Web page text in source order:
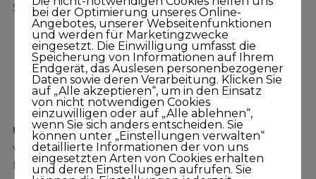
Sie für sich selbst die passenden Antworten:
Welche konkreten Trends gibt es bei Ihren
Kunden und – was unternehmen Sie?
Wo sehen Sie sich selbst in 18 Monaten?
Wo in 3, 5 und 10 Jahren?
Übrigens:Genau an diesem Punkt ist es extrem
wichtig und unendlich wertvoll, in ein persönliches
begleitendes Coaching zu investieren. Ein Coach hilft,
bei der Optimierung unseres Online-
Angebotes, unserer Webseitenfunktionen
und werden für Marketingzwecke
eingesetzt. Die Einwilligung umfasst die
Speicherung von Informationen auf Ihrem
Endgerät, das Auslesen personenbezogener
Daten sowie deren Verarbeitung. Klicken Sie
auf „Alle akzeptieren“, um in den Einsatz
von nicht notwendigen Cookies
einzuwilligen oder auf „Alle ablehnen“,
wenn Sie sich anders entscheiden. Sie
können unter „Einstellungen verwalten“
detaillierte Informationen der von uns
eingesetzten Arten von Cookies erhalten
und deren Einstellungen aufrufen. Sie